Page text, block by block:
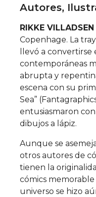
Autores,
RIKKE VILLADSEN
Copenhage. La
llevó a
contemporáneas
abrupta y
escena con su
Sea”
entusiasmaron
dibujos a lápiz.
Aunque se
otros autores de
tienen la
cómics
universo se hizo